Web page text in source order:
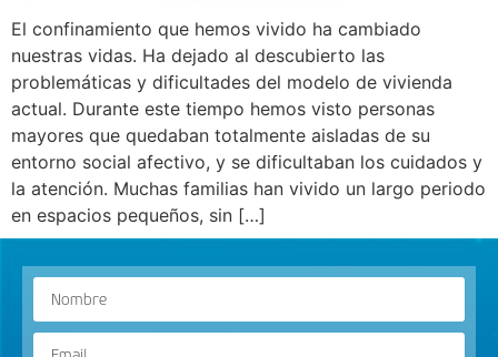
El confinamiento que hemos vivido ha cambiado
nuestras vidas. Ha dejado al descubierto las
problemáticas y dificultades del modelo de vivienda
actual. Durante este tiempo hemos visto personas
mayores que quedaban totalmente aisladas de su
entorno social afectivo, y se dificultaban los cuidados y
la atención. Muchas familias han vivido un largo periodo
en espacios pequeños, sin […]